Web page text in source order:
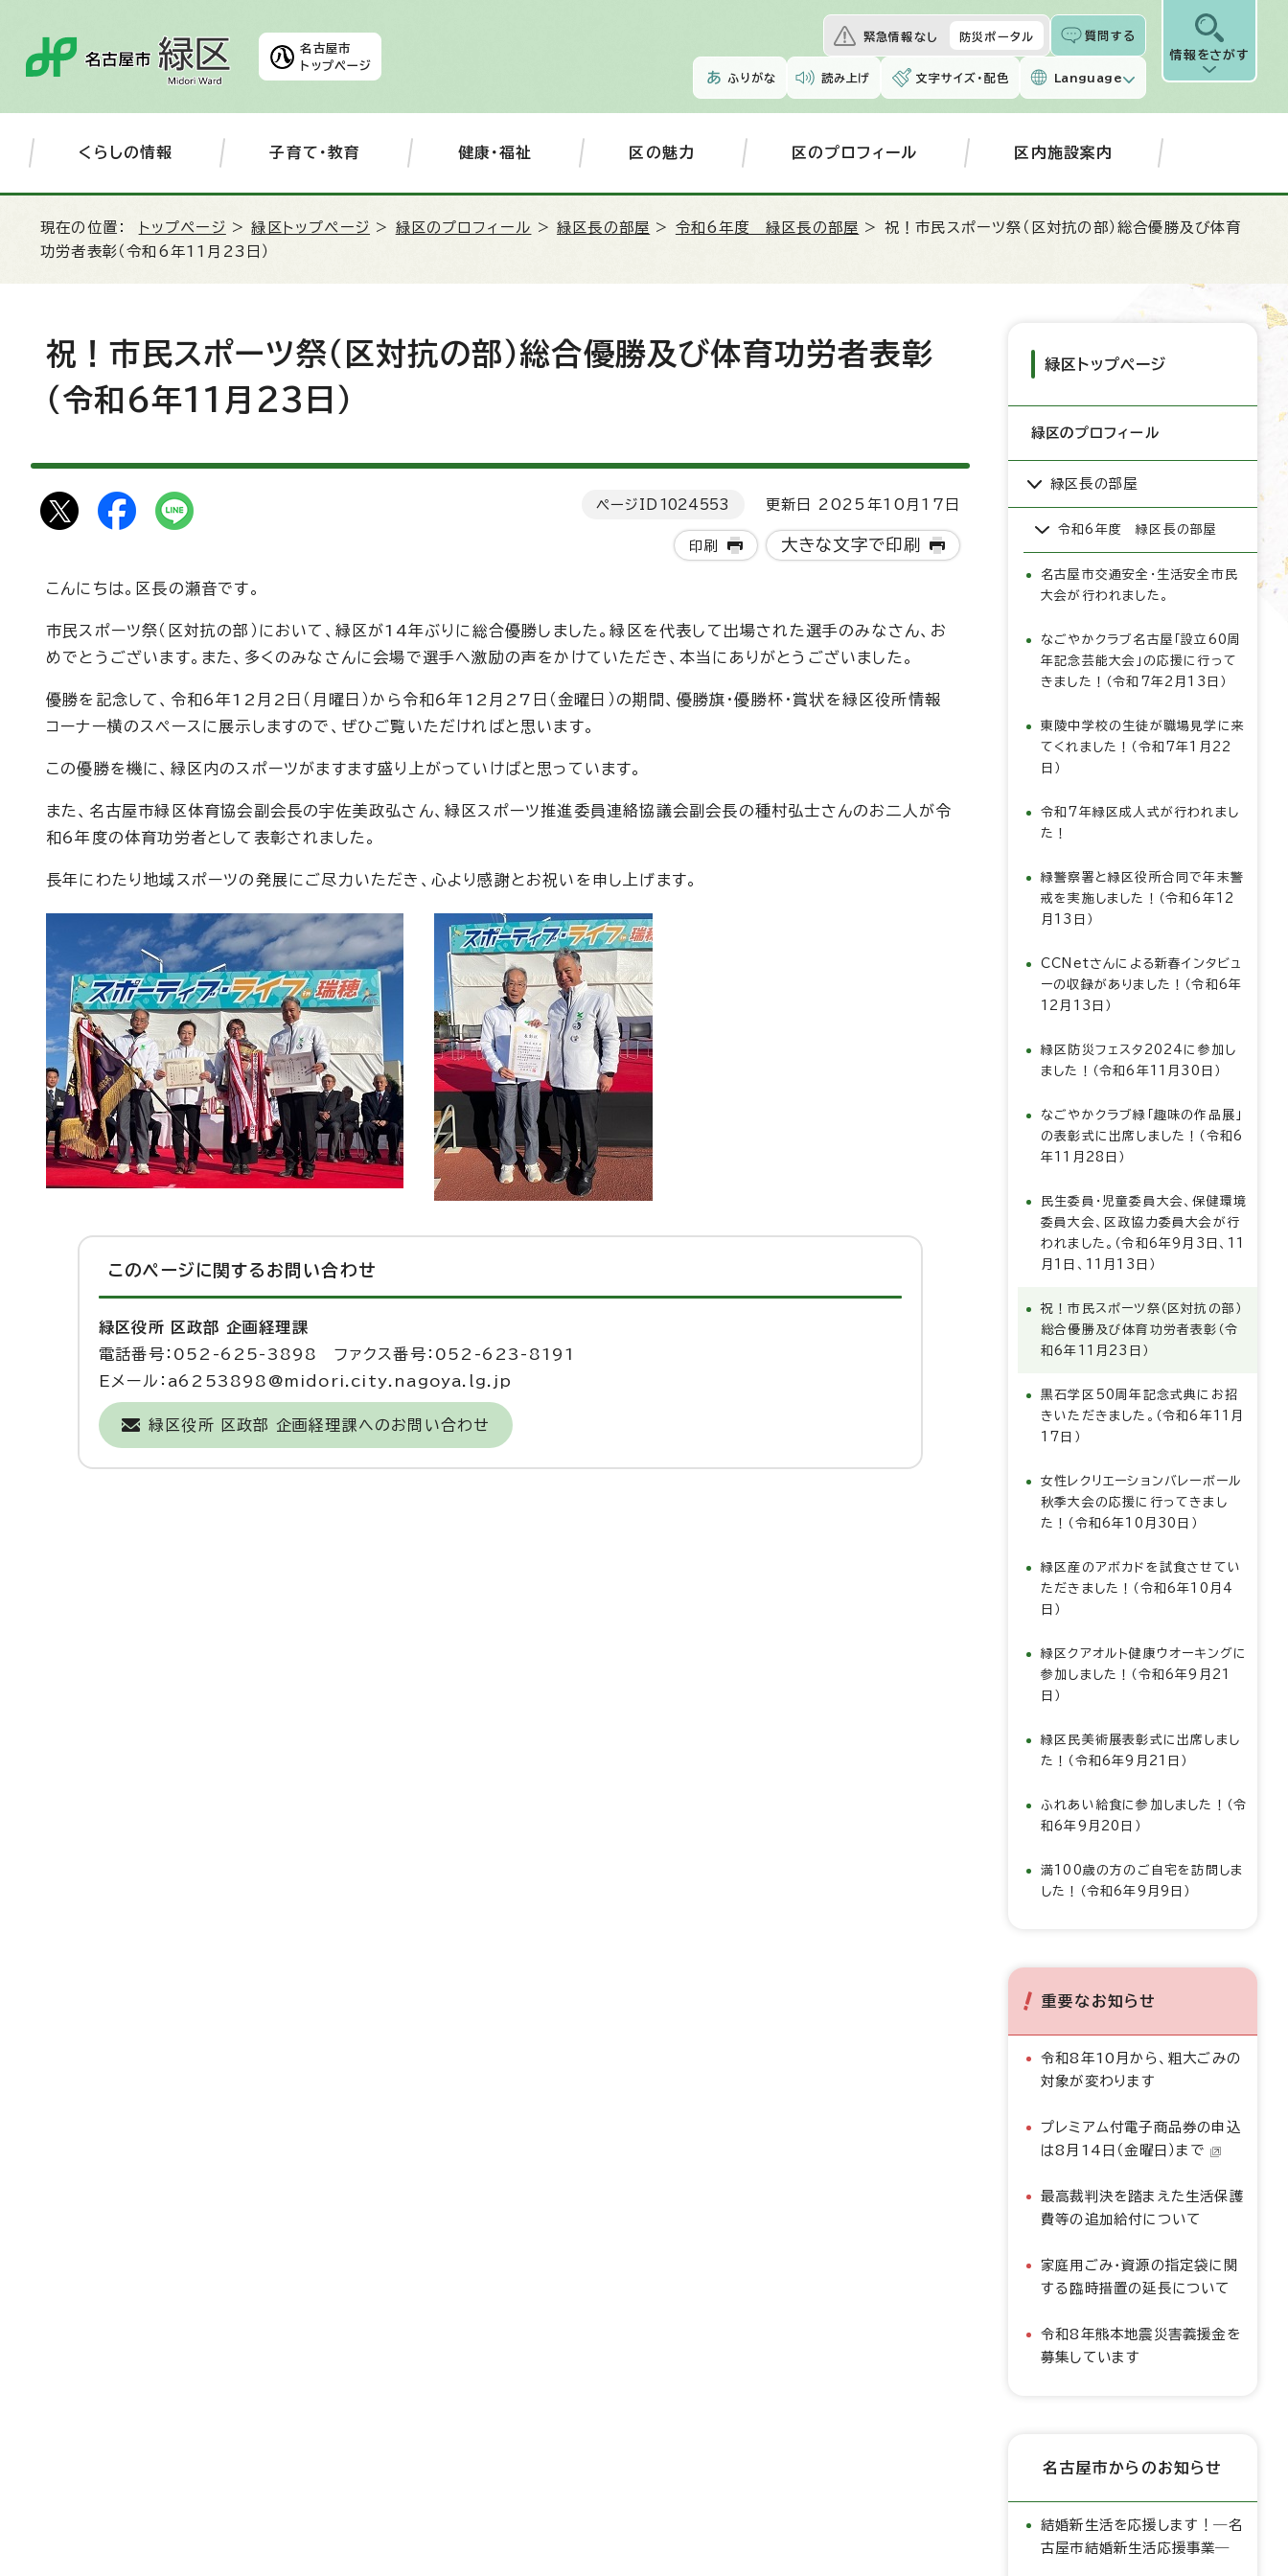
名古屋市
トップページ
緊急情報なし 防災ポータル 質問する
ふりがな 読み上げ 文字サイズ・配色 Language
情報をさがす
くらしの情報 子育て・教育 健康・福祉 区の魅力 区のプロフィール 区内施設案内
現在の位置： トップページ >緑区トップページ > 緑区のプロフィール >緑区長の部屋 > 令和6年度 緑区長の部屋 > 祝！市民スポーツ祭（区対抗の部）総合優勝及び体育
功労者表彰（令和6年11月23日）
祝！市民スポーツ祭（区対抗の部）総合優勝及び体育功労者表彰
（令和6年11月23日）
ページID 1024553 更新日 2025年10月17日
印刷 大きな文字で印刷
こんにちは。区長の瀬音です。
市民スポーツ祭（区対抗の部）において、緑区が14年ぶりに総合優勝しました。緑区を代表して出場された選手のみなさん、お
めでとうございます。また、多くのみなさんに会場で選手へ激励の声をかけていただき、本当にありがとうございました。
優勝を記念して、令和6年12月2日（月曜日）から令和6年12月27日（金曜日）の期間、優勝旗・優勝杯・賞状を緑区役所情報
コーナー横のスペースに展示しますので、ぜひご覧いただければと思います。
この優勝を機に、緑区内のスポーツがますます盛り上がっていけばと思っています。
また、名古屋市緑区体育協会副会長の宇佐美政弘さん、緑区スポーツ推進委員連絡協議会副会長の種村弘士さんのお二人が令
和6年度の体育功労者として表彰されました。
長年にわたり地域スポーツの発展にご尽力いただき、心より感謝とお祝いを申し上げます。
このページに関する お問い合わせ
緑区役所 区政部 企画経理課
電話番号：052-625-3898 ファクス番号：052-623-8191
Eメール：a6253898@midori.city.nagoya.lg.jp
緑区役所 区政部 企画経理課へのお問い合わせ
緑区トップページ
緑区のプロフィール
緑区長の部屋
令和6年度 緑区長の部屋
名古屋市交通安全・生活安全市民
大会が行われました。
なごやかクラブ名古屋「設立60周
年記念芸能大会」の応援に行って
きました！（令和7年2月13日）
東陵中学校の生徒が職場見学に来
てくれました！（令和7年1月22
日）
令和7年緑区成人式が行われまし
た！
緑警察署と緑区役所合同で年末警
戒を実施しました！（令和6年12
月13日）
CCNetさんによる新春インタビュ
ーの収録がありました！（令和6年
12月13日）
緑区防災フェスタ2024に参加し
ました！（令和6年11月30日）
なごやかクラブ緑「趣味の作品展」
の表彰式に出席しました！（令和6
年11月28日）
民生委員・児童委員大会、保健環境
委員大会、区政協力委員大会が行
われました。（令和6年9月3日、11
月1日、11月13日）
祝！市民スポーツ祭（区対抗の部）
総合優勝及び体育功労者表彰（令
和6年11月23日）
黒石学区50周年記念式典にお招
きいただきました。（令和6年11月
17日）
女性レクリエーションバレーボール
秋季大会の応援に行ってきまし
た！（令和6年10月30日）
緑区産のアボカドを試食させてい
ただきました！（令和6年10月4
日）
緑区クアオルト健康ウオーキングに
参加しました！（令和6年9月21
日）
緑区民美術展表彰式に出席しまし
た！（令和6年9月21日）
ふれあい給食に参加しました！（令
和6年9月20日）
満100歳の方のご自宅を訪問しま
した！（令和6年9月9日）
重要なお知らせ
令和8年10月から、粗大ごみの
対象が変わります
プレミアム付電子商品券の申込
は8月14日（金曜日）まで
最高裁判決を踏まえた生活保護
費等の追加給付について
家庭用ごみ・資源の指定袋に関
する臨時措置の延長について
令和8年熊本地震災害義援金を
募集しています
名古屋市からのお知らせ
結婚新生活を応援します！―名
古屋市結婚新生活応援事業―